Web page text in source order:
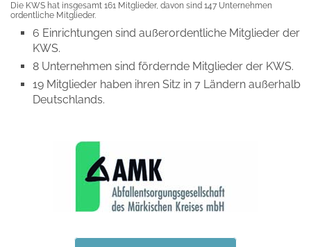
Die KWS hat insgesamt 161 Mitglieder, davon sind 147 Unternehmen
ordentliche Mitglieder.
6 Einrichtungen sind außerordentliche Mitglieder der
KWS.
8 Unternehmen sind fördernde Mitglieder der KWS.
19 Mitglieder haben ihren Sitz in 7 Ländern außerhalb
Deutschlands.